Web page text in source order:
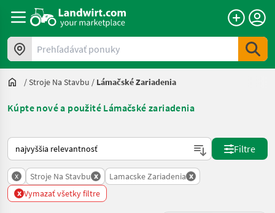
Prehľadávať ponuky
/Stroje Na Stavbu / Lámačské Zariadenia
Kúpte nové a použité Lámačské zariadenia
Takto sa vykonáva triedenie na Landwirt.com
Filtre
x Stroje Na Stavbu x Lamacske Zariadenia x
x Vymazať všetky filtre